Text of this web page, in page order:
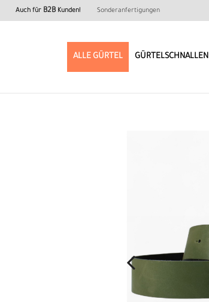
Auch für B2B Kunden! Sonderanfertigungen
ALLE GÜRTEL GÜRTELSCHNALLEN